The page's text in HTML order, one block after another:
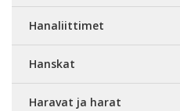
Hanaliittimet
Hanskat
Haravat ja harat